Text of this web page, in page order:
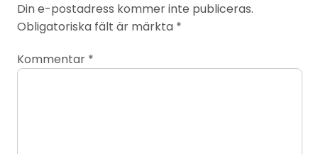
Din e-postadress kommer inte publiceras.
Obligatoriska fält är märkta *
Kommentar *